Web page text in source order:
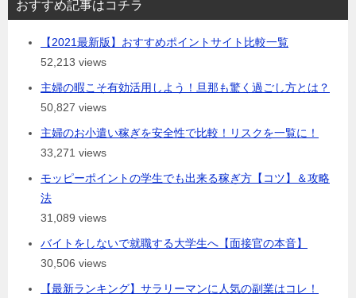
おすすめ記事はコチラ
【2021最新版】おすすめポイントサイト比較一覧
52,213 views
主婦の暇こそ有効活用しよう！旦那も驚く過ごし方とは？
50,827 views
主婦のお小遣い稼ぎを安全性で比較！リスクを一覧に！
33,271 views
モッピーポイントの学生でも出来る稼ぎ方【コツ】＆攻略
法
31,089 views
バイトをしないで就職する大学生へ【面接官の本音】
30,506 views
【最新ランキング】サラリーマンに人気の副業はコレ！